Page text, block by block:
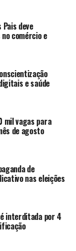
Pais deve
comércio e
e saúde
mil vagas para
de agosto
de
nas eleições
interditada por 4